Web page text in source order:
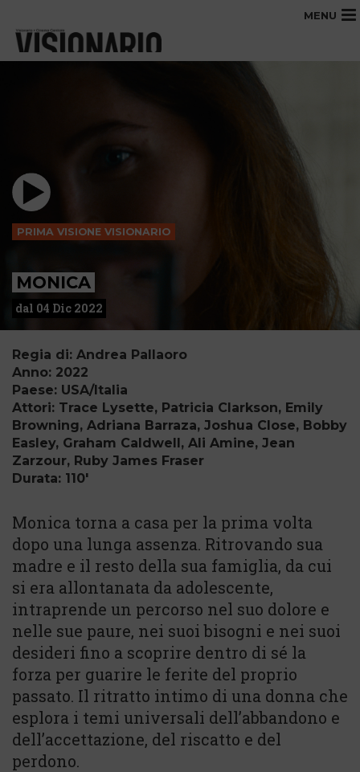
MENU
PRIMA VISIONE VISIONARIO
MONICA
dal 04 Dic 2022
Regia di: Andrea Pallaoro
Anno: 2022
Paese: USA/Italia
Attori: Trace Lysette, Patricia Clarkson, Emily
Browning, Adriana Barraza, Joshua Close, Bobby
Easley, Graham Caldwell, Ali Amine, Jean
Zarzour, Ruby James Fraser
Durata: 110'
Monica torna a casa per la prima volta
dopo una lunga assenza. Ritrovando sua
madre e il resto della sua famiglia, da cui
si era allontanata da adolescente,
intraprende un percorso nel suo dolore e
nelle sue paure, nei suoi bisogni e nei suoi
desideri fino a scoprire dentro di sé la
forza per guarire le ferite del proprio
passato. Il ritratto intimo di una donna che
esplora i temi universali dell’abbandono e
dell’accettazione, del riscatto e del
perdono.